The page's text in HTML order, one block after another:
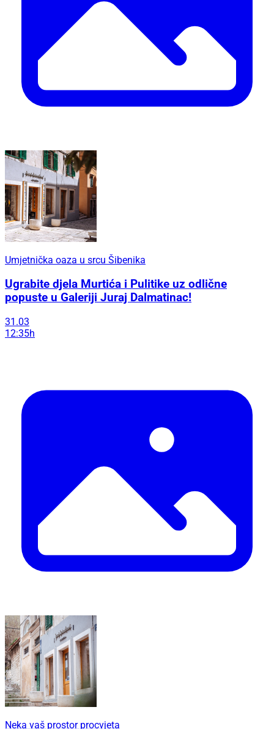
Umjetnička oaza u srcu Šibenika
Ugrabite djela Murtića i Pulitike uz odlične
popuste u Galeriji Juraj Dalmatinac!
31.03
12:35h
Neka vaš prostor procvjeta